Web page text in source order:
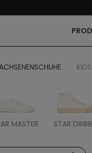
MASTER STAR